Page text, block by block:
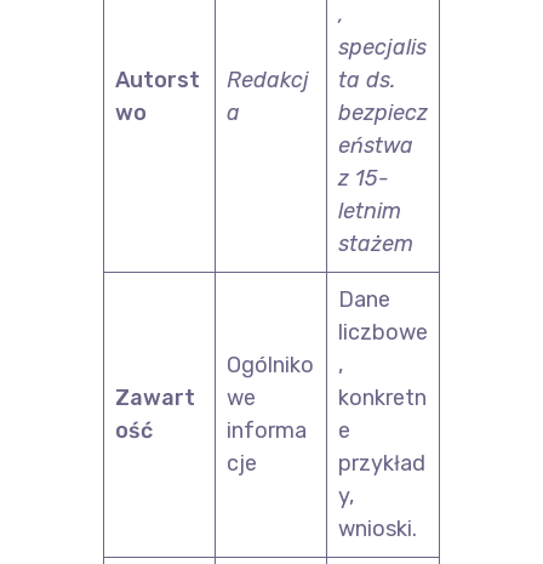
Autorst
wo
Redakcj
a
,
specjalis
ta ds.
bezpiecz
eństwa
z 15-
letnim
stażem
Zawart
ość
Ogólniko
we
informa
cje
Dane
liczbowe
,
konkretn
e
przykład
y,
wnioski.